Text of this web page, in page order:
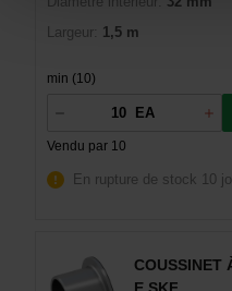
Largeur: 1,5 m
min (10)
EA
Vendu par 10
En rupture de stock 10
COUSSINET